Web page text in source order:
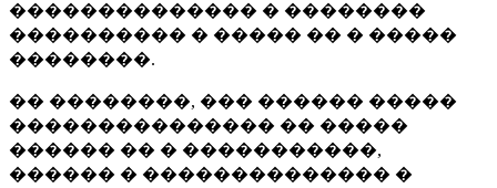
�������������� � ��������
���������� � ����� �� � �����
��������.
�� ��������, ��� ������ �����
��������������� �� �����
������ �� � �����������,
������ � �������������� �